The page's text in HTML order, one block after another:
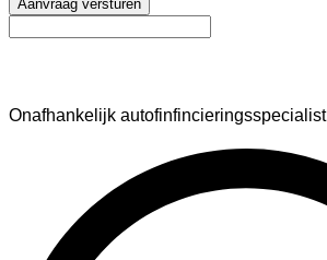
Aanvraag versturen
Onafhankelijk autofinfincieringsspecialist